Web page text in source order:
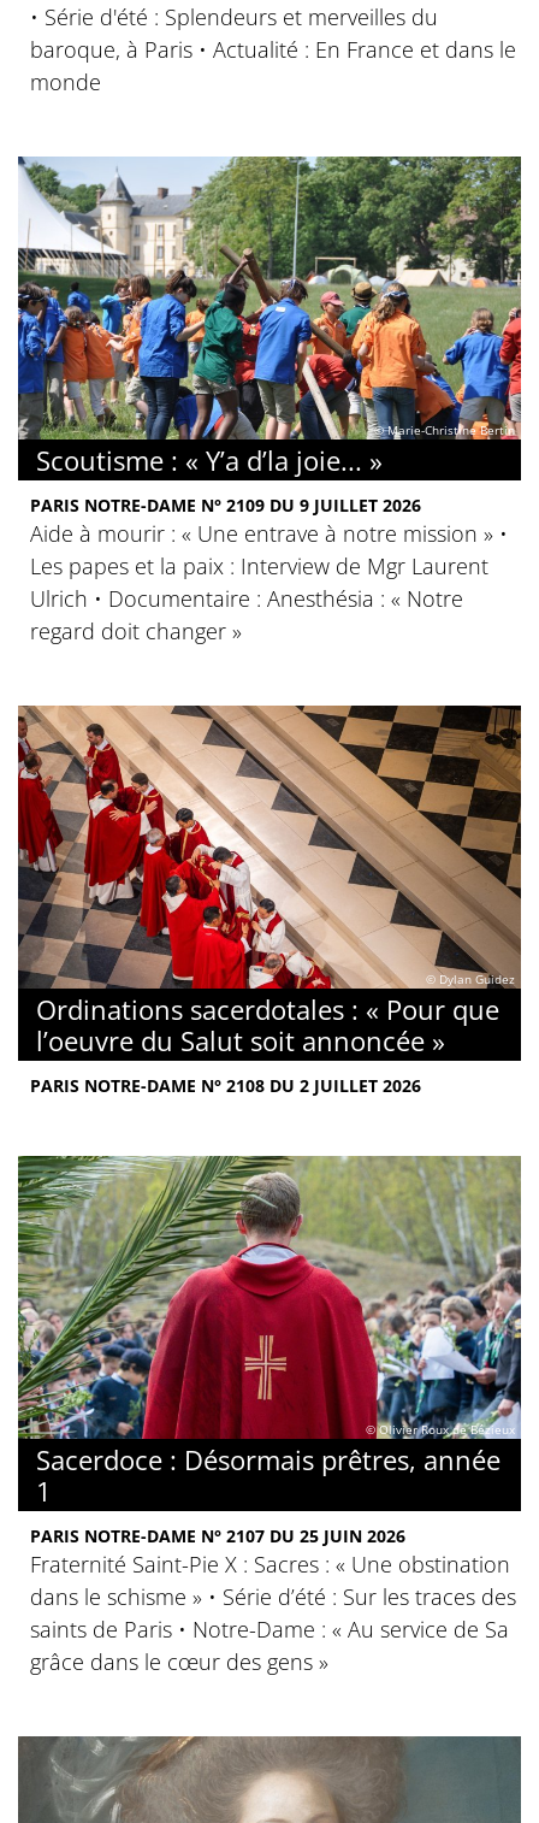
• Série d'été : Splendeurs et merveilles du
baroque, à Paris • Actualité : En France et dans le
monde
© Marie-Christine Bertin
Scoutisme : « Y’a d’la joie... »
PARIS NOTRE-DAME N° 2109 DU 9 JUILLET 2026
Aide à mourir : « Une entrave à notre mission » •
Les papes et la paix : Interview de Mgr Laurent
Ulrich • Documentaire : Anesthésia : « Notre
regard doit changer »
© Dylan Guidez
Ordinations sacerdotales : « Pour que
l’oeuvre du Salut soit annoncée »
PARIS NOTRE-DAME N° 2108 DU 2 JUILLET 2026
© Olivier Roux de Bézieux
Sacerdoce : Désormais prêtres, année
1
PARIS NOTRE-DAME N° 2107 DU 25 JUIN 2026
Fraternité Saint-Pie X : Sacres : « Une obstination
dans le schisme » • Série d’été : Sur les traces des
saints de Paris • Notre-Dame : « Au service de Sa
grâce dans le cœur des gens »